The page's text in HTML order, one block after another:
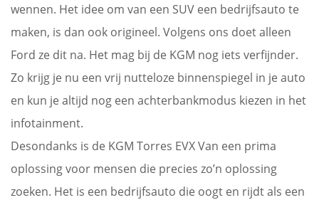
wennen. Het idee om van een SUV een bedrijfsauto te
maken, is dan ook origineel. Volgens ons doet alleen
Ford ze dit na. Het mag bij de KGM nog iets verfijnder.
Zo krijg je nu een vrij nutteloze binnenspiegel in je auto
en kun je altijd nog een achterbankmodus kiezen in het
infotainment.
Desondanks is de KGM Torres EVX Van een prima
oplossing voor mensen die precies zo’n oplossing
zoeken. Het is een bedrijfsauto die oogt en rijdt als een